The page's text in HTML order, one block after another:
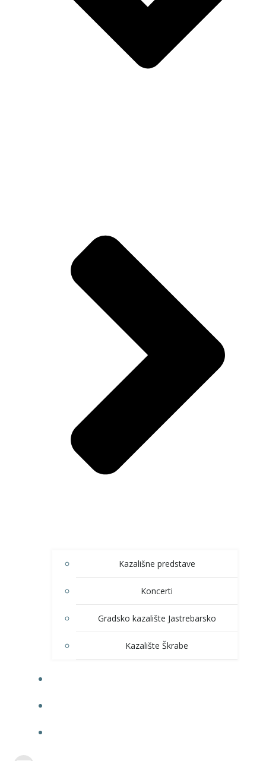
Kazališne predstave
Koncerti
Gradsko kazalište Jastrebarsko
Kazalište Škrabe